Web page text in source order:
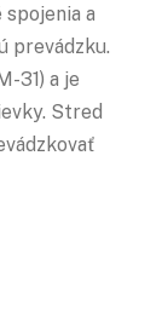
a
prevádzku.
31) a je
Stred